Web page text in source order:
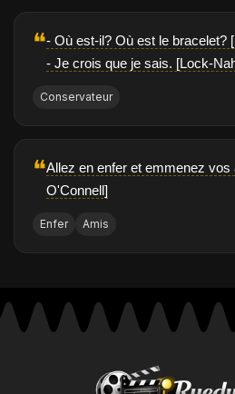
❝- Où est-il? Où est le bracelet?
- Je crois que je sais. [Lock-
Conservateur
❝Allez en enfer et emmenez
O'Connell]
Enfer Amis